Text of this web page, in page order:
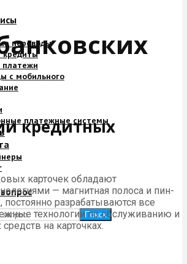
переводы
с мобильного
платежные системы
Поиск
кредитных
карточек обладают
— магнитная полоса и пин-
постоянно разрабатываются все
технологии по обслуживанию и
на карточках.